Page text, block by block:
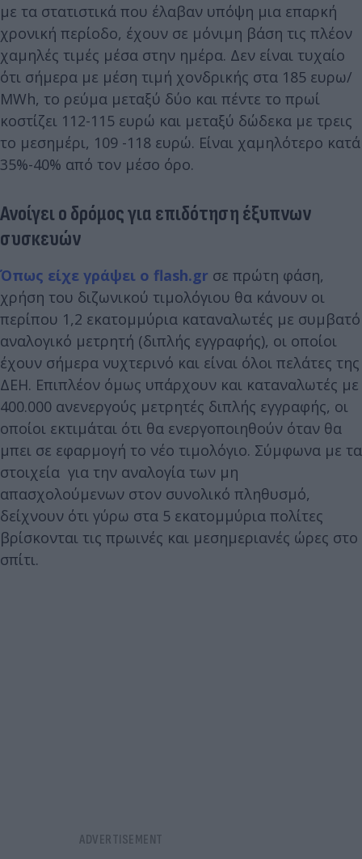
με τα στατιστικά που έλαβαν υπόψη μια επαρκή
χρονική περίοδο, έχουν σε μόνιμη βάση τις πλέον
χαμηλές τιμές μέσα στην ημέρα. Δεν είναι τυχαίο
ότι σήμερα με μέση τιμή χονδρικής στα 185 ευρω/
MWh, το ρεύμα μεταξύ δύο και πέντε το πρωί
κοστίζει 112-115 ευρώ και μεταξύ δώδεκα με τρεις
το μεσημέρι, 109 -118 ευρώ. Είναι χαμηλότερο κατά
35%-40% από τον μέσο όρο.
Ανοίγει ο δρόμος για επιδότηση έξυπνων
συσκευών
Όπως είχε γράψει ο flash.gr σε πρώτη φάση,
χρήση του διζωνικού τιμολόγιου θα κάνουν οι
περίπου 1,2 εκατομμύρια καταναλωτές με συμβατό
αναλογικό μετρητή (διπλής εγγραφής), οι οποίοι
έχουν σήμερα νυχτερινό και είναι όλοι πελάτες της
ΔΕΗ. Επιπλέον όμως υπάρχουν και καταναλωτές με
400.000 ανενεργούς μετρητές διπλής εγγραφής, οι
οποίοι εκτιμάται ότι θα ενεργοποιηθούν όταν θα
μπει σε εφαρμογή το νέο τιμολόγιο. Σύμφωνα με τα
στοιχεία για την αναλογία των μη
απασχολούμενων στον συνολικό πληθυσμό,
δείχνουν ότι γύρω στα 5 εκατομμύρια πολίτες
βρίσκονται τις πρωινές και μεσημεριανές ώρες στο
σπίτι.